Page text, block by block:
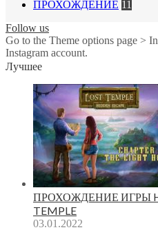
ПРОХОЖДЕНИЕ 11
Follow us
Go to the Theme options page >
Instagram account.
Лучшее
ПРОХОЖДЕНИЕ ИГРЫ
TEMPLE
03.01.2022